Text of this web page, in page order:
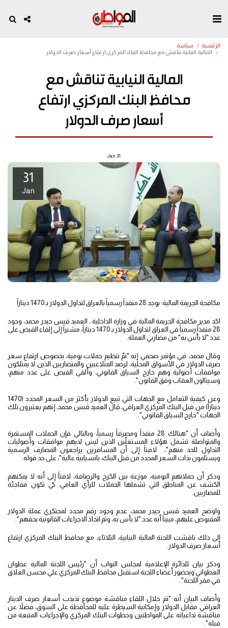
الرئيسية
سياسة
المالية النيابية تناقش مع محافظ البنك المركزي ارتفاع أسعار صرف الدولار
المالية النيابية تناقش مع
محافظ البنك المركزي ارتفاع
أسعار صرف الدولار
31
Jan
31
Jan
مكافحة الجريمة المالية: يوجد 28 منفذاً رسمياً بالعراق لتداول الدولار بـ 1470 ديناراً
اكد مدير مكافحة الجريمة المالية في وزارة الداخلية ، العميد قبس حيدر محمد، وجود
28 منفذاً رسمياً في العراق لتداول الدولار بـ 1470 ديناراً، مشيراً إلى إلقاء القبض على
عدد "لا بأس به" من مضاربي العملة.
وقال محمد، في مؤتمر صحفي إنه "تمّ تنظيم حملات يومية، بخصوص ارتفاع سعر
صرف الدولار في الأسواق المحلية، لرصد المتلاعبين والمتضاربين الذين لا يمتلكون
موافقات أصولية وهم خارج السياق القانوني، وألقي القبض على عدد منهم،
وسينالون العقاب وفق القانون".
وعن كيفية التعامل مع الجهات التي تبيع الدولار بأكثر من السعر المحدد (1470
ديناراً) من قبل البنك المركزي العراقي، قال العميد قبس محمد، إنهم يعتبرون تلك
الجهات "خارج السياق القانوني".
وأضاف أن "هنالك 28 منفذاً ومصرفاً رسمياً، وبالتالي فإن الحملات المستمرة
والمتواصلة تشمل هؤلاء المستغلّين الذين ليس لديهم موافقات وأصوليات
التداول للحد منهم"، لافتاً إلى أن المسافرين يراجعون المصارف الرسمية
ويستلمون بذات السعر المحدد من قبل البنك، بانسيابية عالية"، على حد قوله.
وذكر أن حملاتهم اليومية، موزعة بين الكرخ والرصافة، لافتاً إلى أنه لا يمكنهم
الكشف عن المناطق التي تشملها الحملات للرأي العامي، كي تكون مفاجئة
للمضاربين.
واوضح العميد قبس حيدر محمد، عدم وجود رقم محدد لمحتكري عملة الدولار
المقبوض عليهم، مبيناً أنه عدد "لا بأس به، وتم اتخاذ الاجراءات القانونية بحقهم".
الى ذلك ناقشت اللجنة المالية النيابية، الثلاثاء، مع محافظ البنك المركزي ارتفاع
أسعار صرف الدولار.
وذكر بيان للدائرة الإعلامية لمجلس النواب أن "رئيس اللجنة المالية عطوان
العطواني وبحضور أعضاء اللجنة استقبل محافظ البنك المركزي علي محسن العلاق
في مقر اللجنة".
وأضاف البيان أنه "تم خلال اللقاء مناقشة موضوع تذبذب أسعار صرف الدينار
العراقي مقابل الدولار وإمكانية السيطرة عليه للمحافظة على السوق، فضلاً عن
مناقشة تداعياته على المواطنين وخطوات البنك المركزي والإجراءات المتبعة من
قبله".